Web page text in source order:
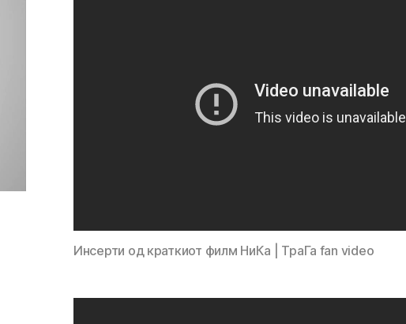
Инсерти од краткиот филм НиКа | ТраГа fan video